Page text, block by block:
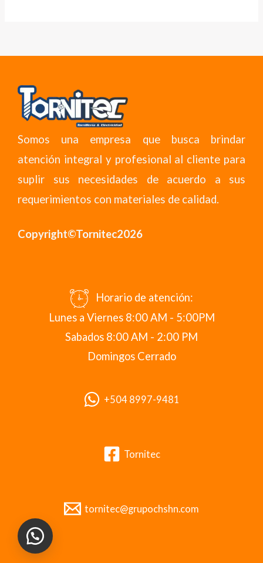
Somos una empresa que busca brindar
atención integral y profesional al cliente para
suplir sus necesidades de acuerdo a sus
requerimientos con materiales de calidad.
Copyright©Tornitec2026
Horario de atención:
Lunes a Viernes 8:00 AM - 5:00PM
Sabados 8:00 AM - 2:00 PM
Domingos Cerrado
+504 8997-9481
Tornitec
tornitec@grupochshn.com